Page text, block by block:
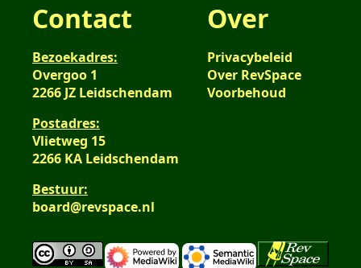
Contact
Bezoekadres:
Overgoo 1
2266 JZ Leidschendam
Postadres:
Vlietweg 15
2266 KA Leidschendam
Bestuur:
board@revspace.nl
Over
Privacybeleid
Over RevSpace
Voorbehoud